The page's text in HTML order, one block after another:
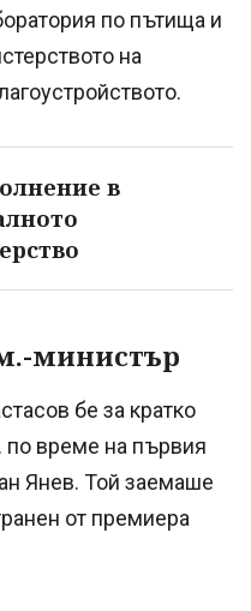
по пътища и
на
в
министър
бе за кратко
по време на първия
Янев. Той заемаше
от премиера